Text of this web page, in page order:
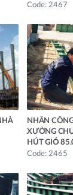
Code: 2467
NHÂN
XƯỞNG
HÚT GIÓ
Code: 2465